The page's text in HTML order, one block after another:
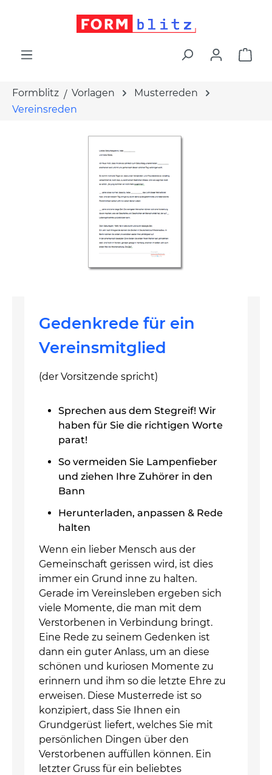
Formblitz Vorlagen
Musterreden
Vereinsreden
Gedenkrede für ein
Vereinsmitglied
(der Vorsitzende spricht)
Sprechen aus dem Stegreif! Wir
haben für Sie die richtigen Worte
parat!
So vermeiden Sie Lampenfieber
und ziehen Ihre Zuhörer in den
Bann
Herunterladen, anpassen & Rede
halten
Wenn ein lieber Mensch aus der
Gemeinschaft gerissen wird, ist dies
immer ein Grund inne zu halten.
Gerade im Vereinsleben ergeben sich
viele Momente, die man mit dem
Verstorbenen in Verbindung bringt.
Eine Rede zu seinem Gedenken ist
dann ein guter Anlass, um an diese
schönen und kuriosen Momente zu
erinnern und ihm so die letzte Ehre zu
erweisen. Diese Musterrede ist so
konzipiert, dass Sie Ihnen ein
Grundgerüst liefert, welches Sie mit
persönlichen Dingen über den
Verstorbenen auffüllen können. Ein
letzter Gruss für ein beliebtes